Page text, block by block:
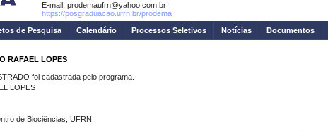
E-mail: prodemaufrn@yahoo.com.br
https://posgraduacao.ufrn.br/prodema
de Pesquisa Calendário Processos Seletivos Notícias Documentos
RAFAEL LOPES
foi cadastrada pelo programa.
LOPES
de Biociências, UFRN